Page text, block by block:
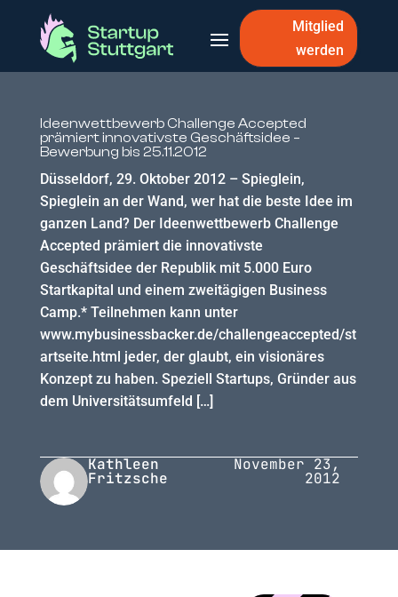
Mitglied
werden
Ideenwettbewerb Challenge Accepted
prämiert innovativste Geschäftsidee –
Bewerbung bis 25.11.2012
Düsseldorf, 29. Oktober 2012 – Spieglein,
Spieglein an der Wand, wer hat die beste Idee im
ganzen Land? Der Ideenwettbewerb Challenge
Accepted prämiert die innovativste
Geschäftsidee der Republik mit 5.000 Euro
Startkapital und einem zweitägigen Business
Camp.* Teilnehmen kann unter
www.mybusinessbacker.de/challengeaccepted/st
artseite.html jeder, der glaubt, ein visionäres
Konzept zu haben. Speziell Startups, Gründer aus
dem Universitätsumfeld […]
Kathleen
Fritzsche
November 23,
2012